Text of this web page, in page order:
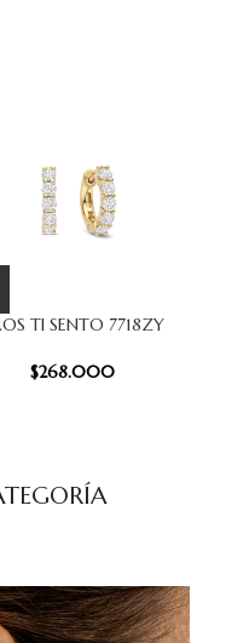
TI SENTO 7718ZY
$268.000